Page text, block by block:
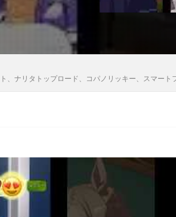
、ナリタトップロード、コパノリッキー、スマート